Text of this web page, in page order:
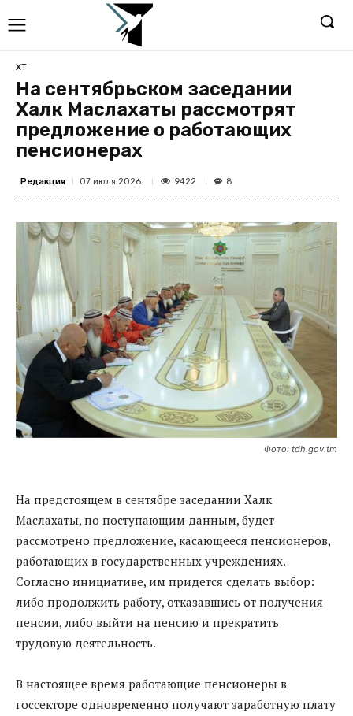
ХТ
На сентябрьском заседании
Халк Маслахаты рассмотрят
предложение о работающих
пенсионерах
Редакция 07 июля 2026 9422 8
Фото: tdh.gov.tm
На предстоящем в сентябре заседании Халк
Маслахаты, по поступающим данным, будет
рассмотрено предложение, касающееся пенсионеров,
работающих в государственных учреждениях.
Согласно инициативе, им придется сделать выбор:
либо продолжить работу, отказавшись от получения
пенсии, либо выйти на пенсию и прекратить
трудовую деятельность.
В настоящее время работающие пенсионеры в
госсекторе одновременно получают заработную плату